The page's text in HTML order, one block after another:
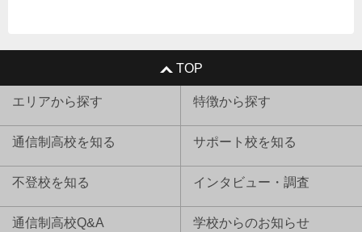
TOP
エリアから探す 特徴から探す
通信制高校を知る サポート校を知る
不登校を知る インタビュー・調査
通信制高校Q&A 学校からのお知らせ